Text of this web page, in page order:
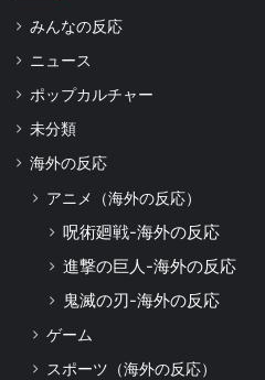
みんなの反応
ニュース
ポップカルチャー
未分類
海外の反応
アニメ（海外の反応）
呪術廻戦-海外の反応
進撃の巨人-海外の反応
鬼滅の刃-海外の反応
ゲーム
スポーツ（海外の反応）